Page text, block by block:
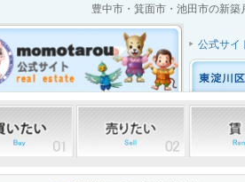
豊中市・箕面市・池田市の新築
公式サイ